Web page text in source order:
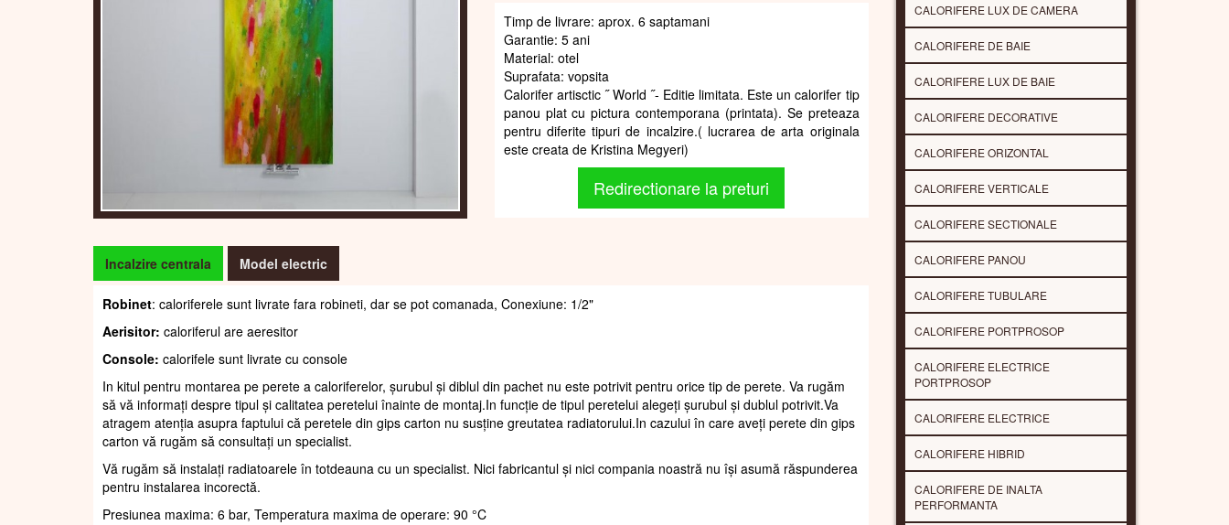
Timp de livrare: aprox. 6 saptamani
Garantie: 5 ani
Material: otel
Suprafata: vopsita
Calorifer artisctic ˝ World ˝- Editie limitata. Este un calorifer tip
panou plat cu pictura contemporana (printata). Se preteaza
pentru diferite tipuri de incalzire.( lucrarea de arta originala
este creata de Kristina Megyeri)
Redirectionare la preturi
Incalzire centrala Model electric
Robinet: caloriferele sunt livrate fara robineti, dar se pot comanada, Conexiune: 1/2"
Aerisitor: caloriferul are aeresitor
Console: calorifele sunt livrate cu console
In kitul pentru montarea pe perete a caloriferelor, șurubul și diblul din pachet nu este potrivit pentru orice tip de perete. Va rugăm
să vă informați despre tipul și calitatea peretelui înainte de montaj.In funcție de tipul peretelui alegeți șurubul și dublul potrivit.Va
atragem atenția asupra faptului că peretele din gips carton nu susține greutatea radiatorului.In cazului în care aveți perete din gips
carton vă rugăm să consultați un specialist.
Vă rugăm să instalați radiatoarele în totdeauna cu un specialist. Nici fabricantul și nici compania noastră nu își asumă răspunderea
pentru instalarea incorectă.
Presiunea maxima: 6 bar, Temperatura maxima de operare: 90 °C
CALORIFERE LUX DE CAMERA
CALORIFERE DE BAIE
CALORIFERE LUX DE BAIE
CALORIFERE DECORATIVE
CALORIFERE ORIZONTAL
CALORIFERE VERTICALE
CALORIFERE SECTIONALE
CALORIFERE PANOU
CALORIFERE TUBULARE
CALORIFERE PORTPROSOP
CALORIFERE ELECTRICE
PORTPROSOP
CALORIFERE ELECTRICE
CALORIFERE HIBRID
CALORIFERE DE INALTA
PERFORMANTA